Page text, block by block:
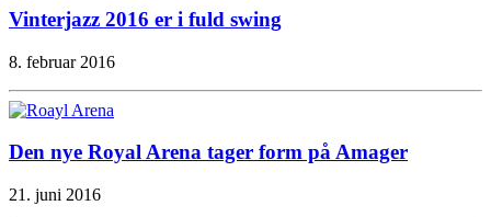
Vinterjazz 2016 er i fuld swing
8. februar 2016
Den nye Royal Arena tager form på Amager
21. juni 2016